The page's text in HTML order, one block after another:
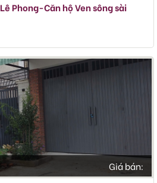
Phong-Căn hộ Ven sông sài
Giá bán: